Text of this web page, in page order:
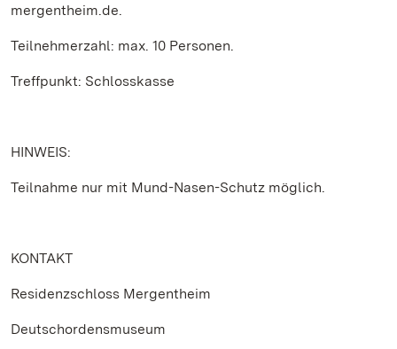
mergentheim.de.
Teilnehmerzahl: max. 10 Personen.
Treffpunkt: Schlosskasse
HINWEIS:
Teilnahme nur mit Mund-Nasen-Schutz möglich.
KONTAKT
Residenzschloss Mergentheim
Deutschordensmuseum